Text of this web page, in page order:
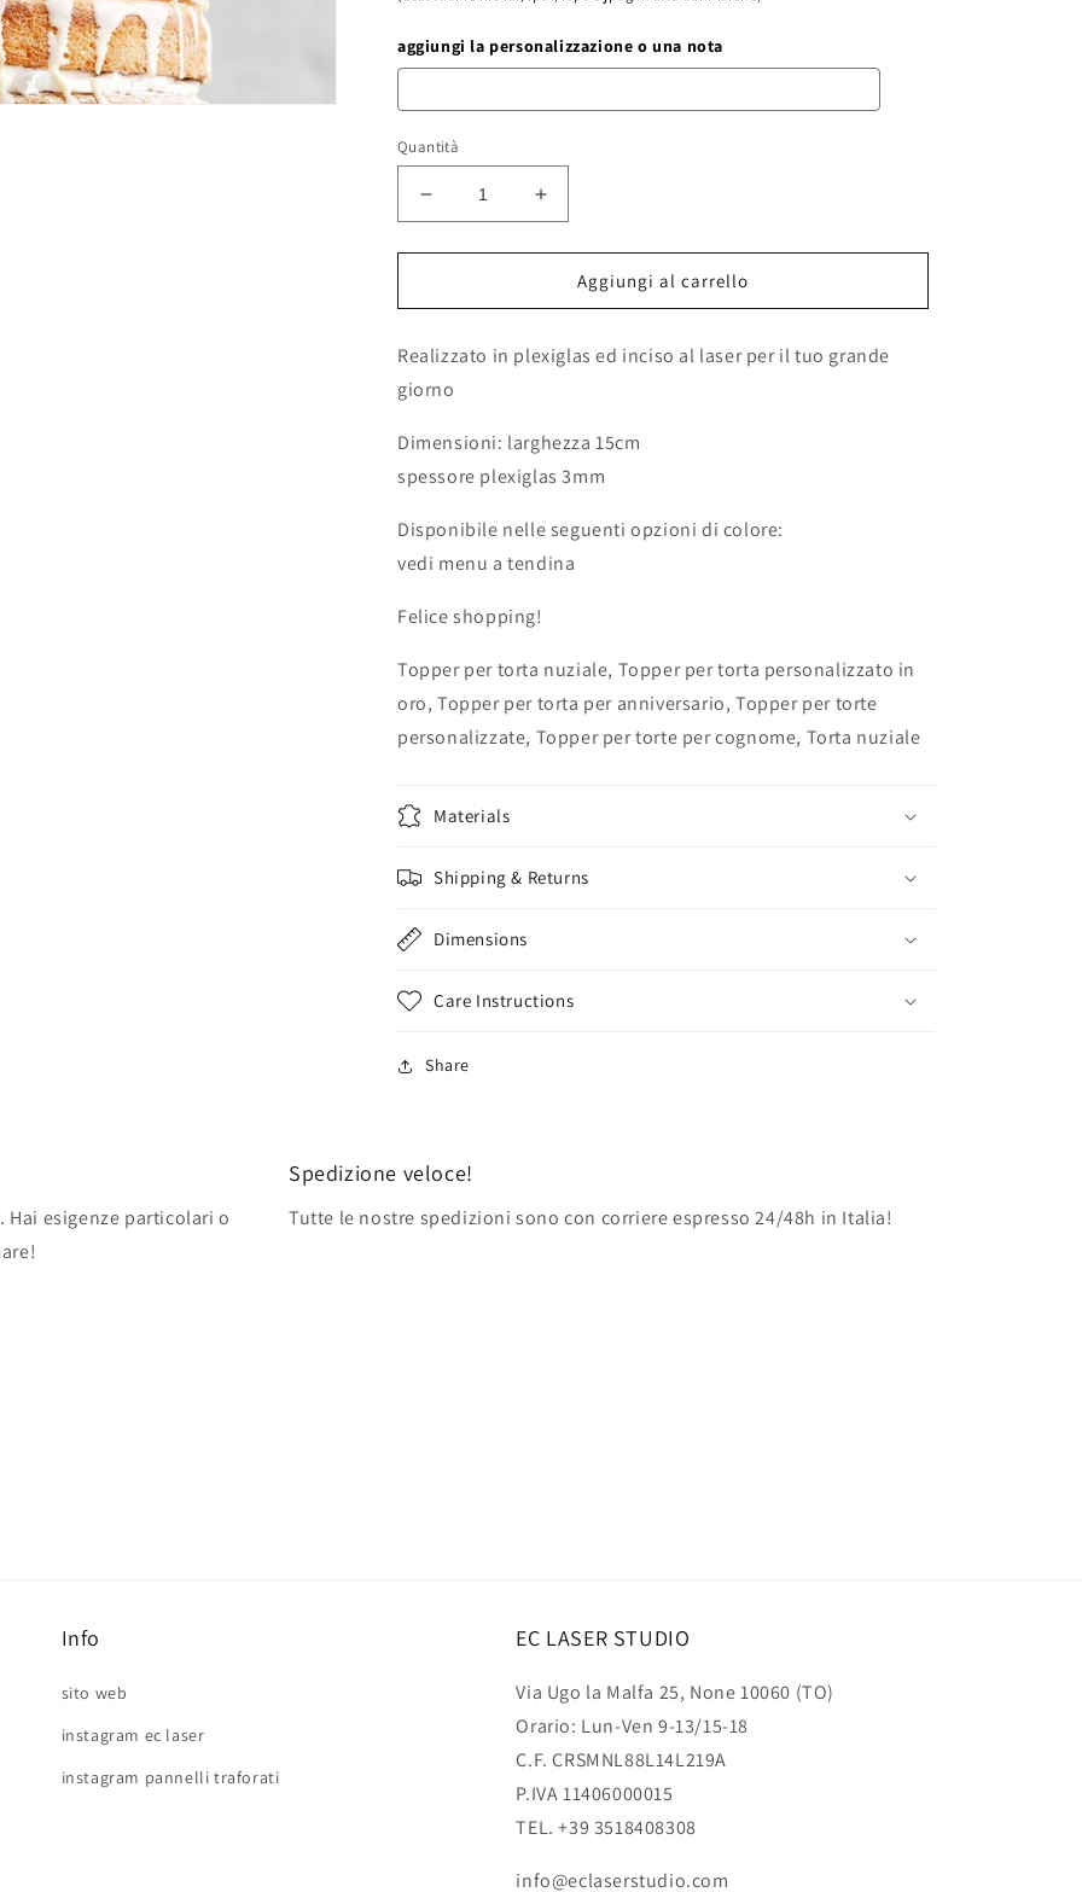
aggiungi la personalizzazione o una nota
Quantità
Diminuisci
quantità
per
topper
love
in
sagomato
tagliato
laser
Aumenta
quantità
per
cake
topper
love
sagomato
tagliato
laser
Aggiungi al carrello
Realizzato in plexiglas ed inciso al laser per il tuo grande
giorno
Dimensioni: larghezza 15cm
spessore plexiglas 3mm
Disponibile nelle seguenti opzioni di colore:
vedi menu a tendina
Felice shopping!
Topper per torta nuziale, Topper per torta personalizzato in
oro, Topper per torta per anniversario, Topper per torte
personalizzate, Topper per torte per cognome, Torta nuziale
Materials
Shipping & Returns
Dimensions
Care Instructions
Share
esigenze particolari o
Spedizione veloce!
Tutte le nostre spedizioni sono con corriere espresso 24/48h in Italia!
Info
sito web
instagram ec laser
instagram pannelli traforati
EC LASER STUDIO
Via Ugo la Malfa 25, None 10060 (TO)
Orario: Lun-Ven 9-13/15-18
C.F. CRSMNL88L14L219A
P.IVA 11406000015
TEL. +39 3518408308
info@eclaserstudio.com